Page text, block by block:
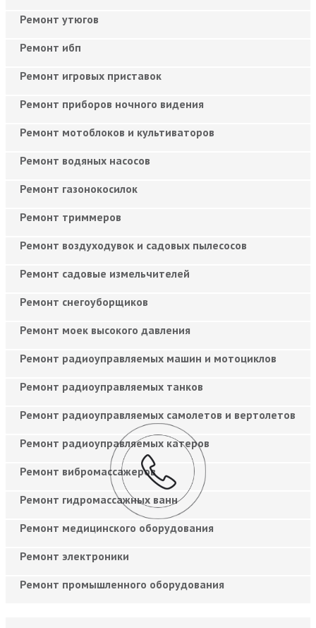
Ремонт утюгов
Ремонт ибп
Ремонт игровых приставок
Ремонт приборов ночного видения
Ремонт мотоблоков и культиваторов
Ремонт водяных насосов
Ремонт газонокосилок
Ремонт триммеров
Ремонт воздуходувок и садовых пылесосов
Ремонт садовые измельчителей
Ремонт снегоуборщиков
Ремонт моек высокого давления
Ремонт радиоуправляемых машин и мотоциклов
Ремонт радиоуправляемых танков
Ремонт радиоуправляемых самолетов и вертолетов
Ремонт радиоуправляемых катеров
Ремонт вибромассажеров
Ремонт гидромассажных ванн
Ремонт медицинского оборудования
Ремонт электроники
Ремонт промышленного оборудования